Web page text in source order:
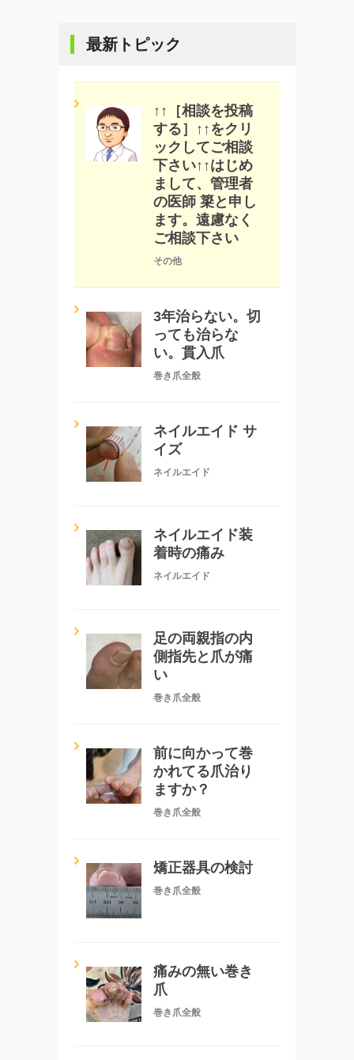
最新トピック
↑↑［相談を投稿
する］↑↑をクリ
ックしてご相談
下さい↑↑はじめ
まして、管理者
の医師 簗と申し
ます。遠慮なく
ご相談下さい
その他
3年治らない。切
っても治らな
い。貫入爪
巻き爪全般
ネイルエイド サ
イズ
ネイルエイド
ネイルエイド装
着時の痛み
ネイルエイド
足の両親指の内
側指先と爪が痛
い
巻き爪全般
前に向かって巻
かれてる爪治り
ますか？
巻き爪全般
矯正器具の検討
巻き爪全般
痛みの無い巻き
爪
巻き爪全般